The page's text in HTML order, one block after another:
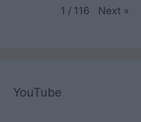
1 / 116 Next »
YouTube